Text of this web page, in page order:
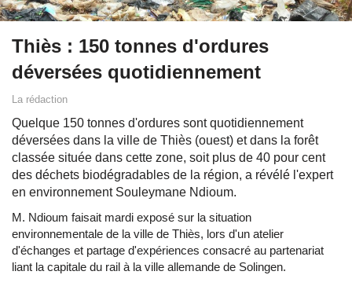
Thiès : 150 tonnes d'ordures
déversées quotidiennement
La rédaction
Quelque 150 tonnes d'ordures sont quotidiennement
déversées dans la ville de Thiès (ouest) et dans la forêt
classée située dans cette zone, soit plus de 40 pour cent
des déchets biodégradables de la région, a révélé l'expert
en environnement Souleymane Ndioum.
M. Ndioum faisait mardi exposé sur la situation
environnementale de la ville de Thiès, lors d'un atelier
d'échanges et partage d'expériences consacré au partenariat
liant la capitale du rail à la ville allemande de Solingen.